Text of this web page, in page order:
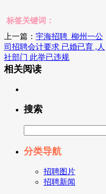
标签关键词：
上一篇： 宇海招聘_柳州一公
司招聘会计要求 已婚已育 ,人
社部门 此举已违规
相关阅读
搜索
分类导航
招聘图片
招聘新闻